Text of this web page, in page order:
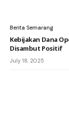
Berita Semarang
Kebijakan Dana
Disambut Positif
July 18, 2025